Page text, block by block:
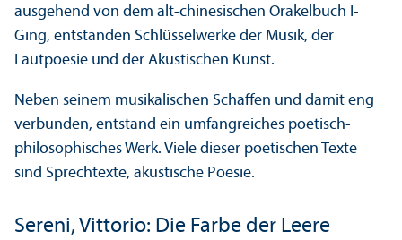
ausgehend von dem alt-chinesischen Orakelbuch I-
Ging, entstanden Schlüsselwerke der Musik, der
Lautpoesie und der Akustischen Kunst.
Neben seinem musikalischen Schaffen und damit eng
verbunden, entstand ein umfangreiches poetisch-
philosophisches Werk. Viele dieser poetischen Texte
sind Sprechtexte, akustische Poesie.
Sereni, Vittorio: Die Farbe der Leere